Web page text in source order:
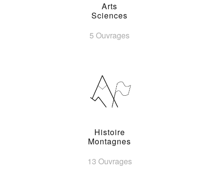
Arts
Sciences
5 Ouvrages
Histoire
Montagnes
13 Ouvrages